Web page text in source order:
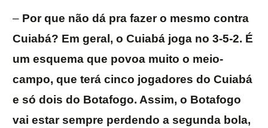
– Por que não dá pra fazer o mesmo contra
Cuiabá? Em geral, o Cuiabá joga no 3-5-2. É
um esquema que povoa muito o meio-
campo, que terá cinco jogadores do Cuiabá
e só dois do Botafogo. Assim, o Botafogo
vai estar sempre perdendo a segunda bola,